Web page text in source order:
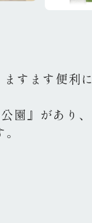
すます便利に
園』があり、